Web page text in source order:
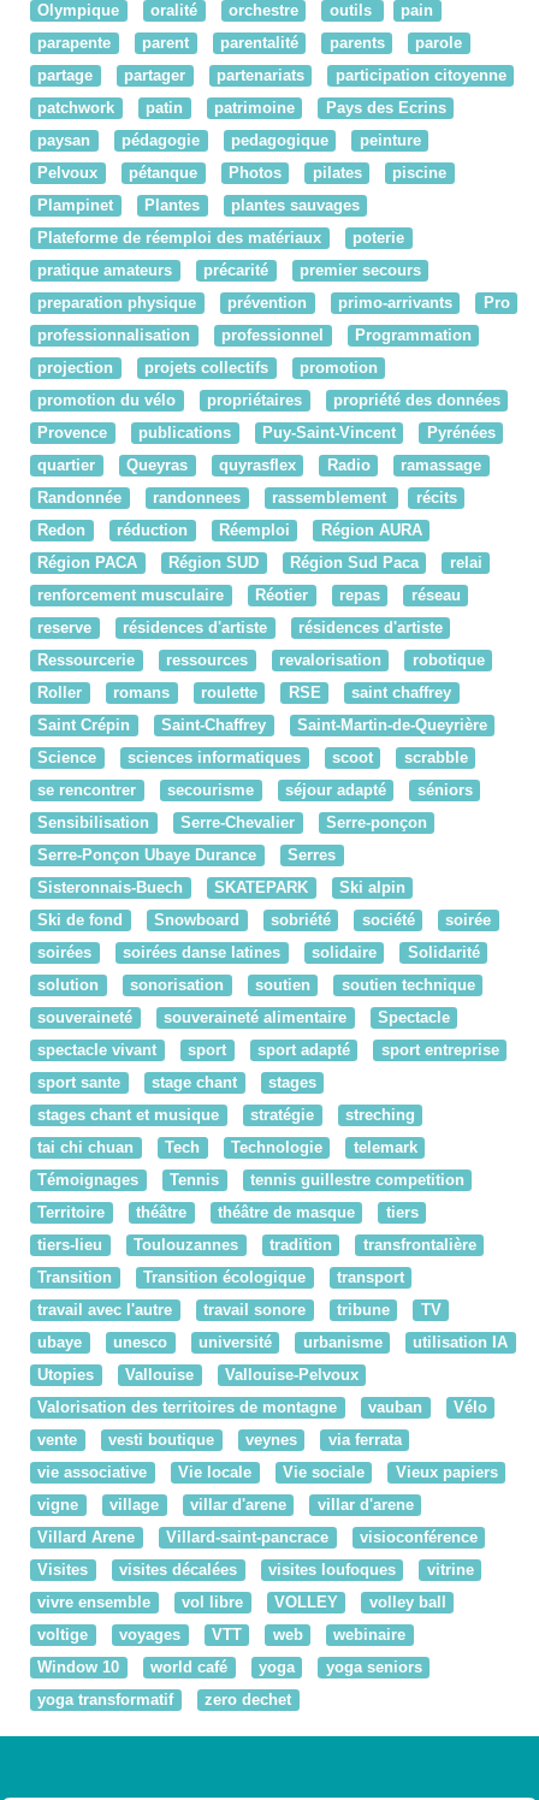
Olympique
oralité orchestre outils
pain
parapente
parent parentalité parents
parole
partage
partager partenariats
participation citoyenne
patchwork
patin patrimoine
Pays des Ecrins
paysan
pédagogie pedagogique
peinture
Pelvoux
pétanque Photos pilates
piscine
Plampinet
Plantes
plantes sauvages
Plateforme de réemploi des matériaux
poterie
pratique amateurs
précarité
premier secours
preparation physique
prévention primo-arrivants
Pro
professionnalisation
professionnel
Programmation
projection
projets collectifs
promotion
promotion du vélo
propriétaires
propriété des données
Provence
publications Puy-Saint-Vincent
Pyrénées
quartier
Queyras quyrasflex Radio
ramassage
Randonnée
randonnees rassemblement
récits
Redon
réduction Réemploi
Région AURA
Région PACA
Région SUD Région Sud Paca
relai
renforcement musculaire
Réotier repas
réseau
reserve
résidences d'artiste
résidences d'artiste
Ressourcerie
ressources revalorisation
robotique
Roller
romans roulette RSE
saint chaffrey
Saint Crépin
Saint-Chaffrey
Saint-Martin-de-Queyrière
Science
sciences informatiques scoot
scrabble
se rencontrer
secourisme séjour adapté
séniors
Sensibilisation
Serre-Chevalier
Serre-ponçon
Serre-Ponçon Ubaye Durance
Serres
Sisteronnais-Buech
SKATEPARK
Ski alpin
Ski de fond
Snowboard sobriété société
soirée
soirées
soirées danse latines solidaire
Solidarité
solution
sonorisation soutien
soutien technique
souveraineté
souveraineté alimentaire
Spectacle
spectacle vivant
sport sport adapté
sport entreprise
sport sante
stage chant
stages
stages chant et musique
stratégie
streching
tai chi chuan
Tech Technologie
telemark
Témoignages
Tennis
tennis guillestre competition
Territoire
théâtre théâtre de masque
tiers
tiers-lieu
Toulouzannes tradition
transfrontalière
Transition
Transition écologique
transport
travail avec l'autre
travail sonore tribune
TV
ubaye
unesco université urbanisme
utilisation IA
Utopies
Vallouise
Vallouise-Pelvoux
Valorisation des territoires de montagne
vauban
Vélo
vente
vesti boutique veynes
via ferrata
vie associative
Vie locale Vie sociale
Vieux papiers
vigne
village villar d'arene
villar d'arene
Villard Arene
Villard-saint-pancrace
visioconférence
Visites
visites décalées visites loufoques
vitrine
vivre ensemble
vol libre VOLLEY
volley ball
voltige
voyages VTT web
webinaire
Window 10
world café yoga
yoga seniors
yoga transformatif
zero dechet